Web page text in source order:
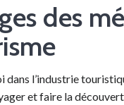
des
dans l’industrie
et faire la